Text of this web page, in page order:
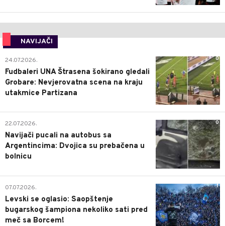
NAVIJAČI
0
24.07.2026.
Fudbaleri UNA Štrasena šokirano gledali
Grobare: Nevjerovatna scena na kraju
utakmice Partizana
0
22.07.2026.
Navijači pucali na autobus sa
Argentincima: Dvojica su prebačena u
bolnicu
1
07.07.2026.
Levski se oglasio: Saopštenje
bugarskog šampiona nekoliko sati pred
meč sa Borcem!